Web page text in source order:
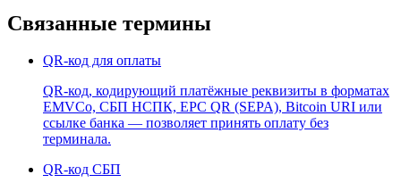
Связанные термины
QR-код для оплаты
QR-код, кодирующий платёжные реквизиты в форматах
EMVCo, СБП НСПК, EPC QR (SEPA), Bitcoin URI или
ссылке банка — позволяет принять оплату без
терминала.
QR-код СБП